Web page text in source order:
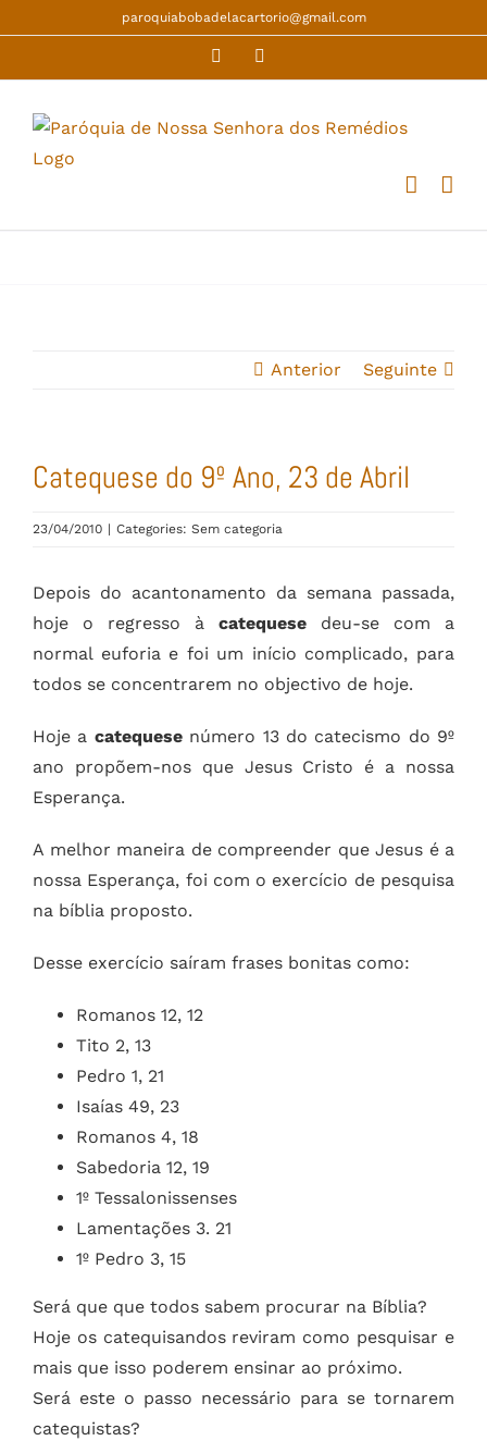
content
paroquiabobadelacartorio@gmail.com
Facebook
Anterior Seguinte
Catequese do 9º Ano, 23 de Abril
23/04/2010 | Categories: Sem categoria
Depois do acantonamento da semana passada,
hoje o regresso à catequese deu-se com a
normal euforia e foi um início complicado, para
todos se concentrarem no objectivo de hoje.
Hoje a catequesenúmero 13 do catecismo do 9º
ano propõem-nos que Jesus Cristo é a nossa
Esperança.
A melhor maneira de compreender que Jesus é a
nossa Esperança, foi com o exercício de pesquisa
na bíblia proposto.
Desse exercício saíram frases bonitas como:
Romanos 12, 12
Tito 2, 13
Pedro 1, 21
Isaías 49, 23
Romanos 4, 18
Sabedoria 12, 19
1º Tessalonissenses
Lamentações 3. 21
1º Pedro 3, 15
Será que que todos sabem procurar na Bíblia?
Hoje os catequisandos reviram como pesquisar e
mais que isso poderem ensinar ao próximo.
Será este o passo necessário para se tornarem
catequistas?